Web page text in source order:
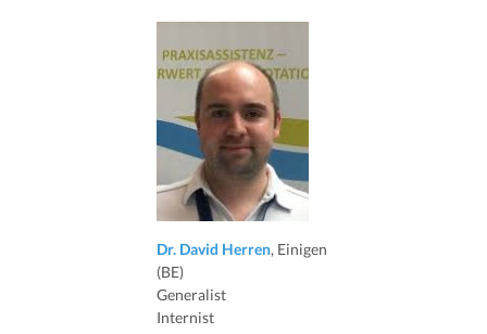
Dr. David Herren, Einigen
(BE)
Generalist
Internist